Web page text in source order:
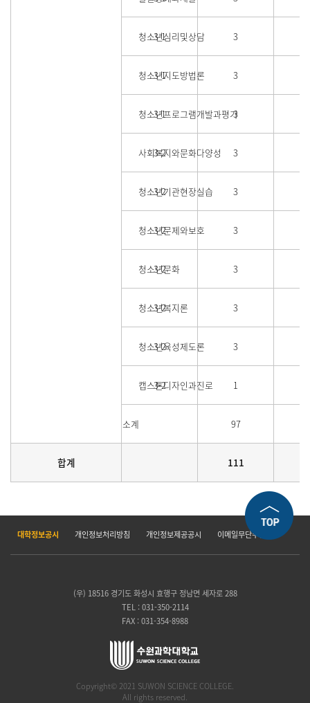
청소년심리및상담
3-1 3
청소년지도방법론
3-1 3
청소년프로그램개발과평가
3-1 3
사회복지와문화다양성
3-2 3
청소년기관현장실습
3-2 3
청소년문제와보호
3-2 3
청소년문화
3-2 3
청소년복지론
3-2 3
청소년육성제도론
3-2 3
캡스톤디자인과진로
3-2 1
소계 97
합계 111
대학정보공시 개인정보처리방침 개인정보제공공시 이메일무단수집거부
(우) 18516 경기도 화성시 효행구 정남면 세자로 288
TEL : 031-350-2114
FAX : 031-354-8988
Copyright© 2021 SUWON SCIENCE COLLEGE.
All rights reserved.